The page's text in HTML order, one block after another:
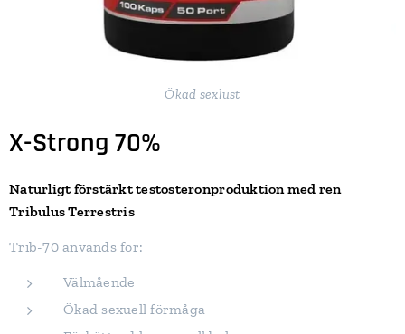
Ökad sexlust
X-Strong 70%
Naturligt förstärkt testosteronproduktion med ren
Tribulus Terrestris
Trib-70 används för:
Välmående
Ökad sexuell förmåga